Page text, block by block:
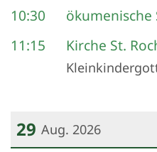
10:30
11:15
Kirche St.
29 Aug. 2026